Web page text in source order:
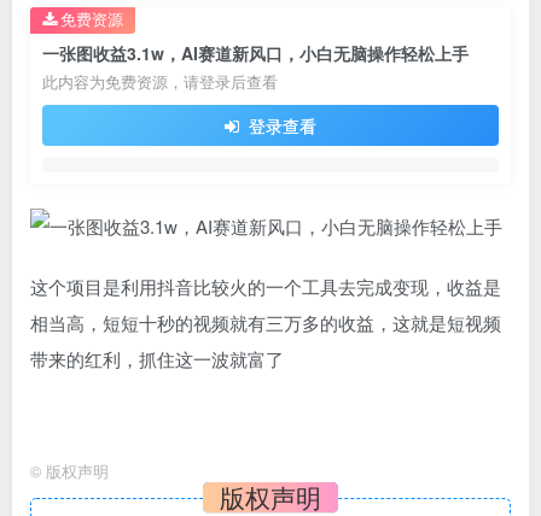
一张图收益3.1w，AI赛道新风口，小白无脑操作轻松上手
此内容为免费资源，请登录后查看
登录查看
免费资源
这个项目是利用抖音比较火的一个工具去完成变现，收益是
相当高，短短十秒的视频就有三万多的收益，这就是短视频
带来的红利，抓住这一波就富了
© 版权声明
版权声明